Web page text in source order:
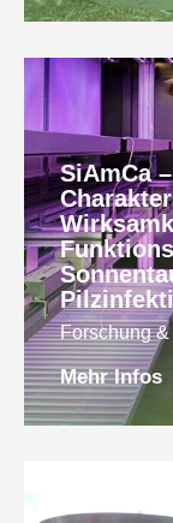
SiAmCa
Forschung
Mehr Infos